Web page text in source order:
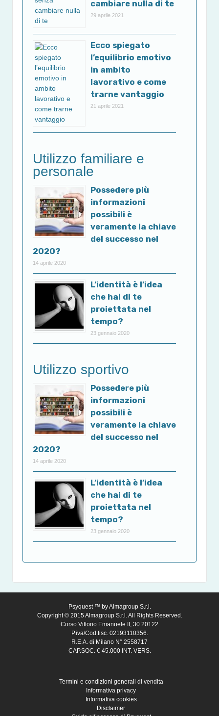
cambiare nulla di te
29 aprile 2021
Ecco spiegato
l’equilibrio emotivo
in ambito
lavorativo e come
trarne vantaggio
21 aprile 2021
Utilizzo familiare e
personale
Possedere più
informazioni
possibili è
veramente la chiave
del successo nel
2020?
14 aprile 2020
L’identità è l’idea
che hai di te
proiettata nel
tempo?
23 gennaio 2020
Utilizzo sportivo
Possedere più
informazioni
possibili è
veramente la chiave
del successo nel
2020?
14 aprile 2020
L’identità è l’idea
che hai di te
proiettata nel
tempo?
23 gennaio 2020
Psyquest ™ byAlmagroup S.r.l.
Copyright © 2015 Almagroup S.r.l. All Rights Reserved.
Corso Vittorio Emanuele II, 30 20122
P.iva/Cod.fisc. 02193110356.
R.E.A. di Milano N° 2558717
CAP.SOC. € 45.000 INT. VERS.
Termini e condizioni generali di vendita
Informativa privacy
Informativa cookies
Disclaimer